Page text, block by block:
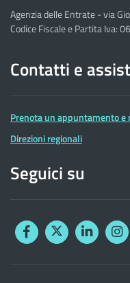
Agenzia delle Entrate - via
Codice Fiscale e Partita Iva:
Contatti e
Prenota un appuntamento e
Direzioni regionali
Seguici su
FacebookTwitterLinkedin